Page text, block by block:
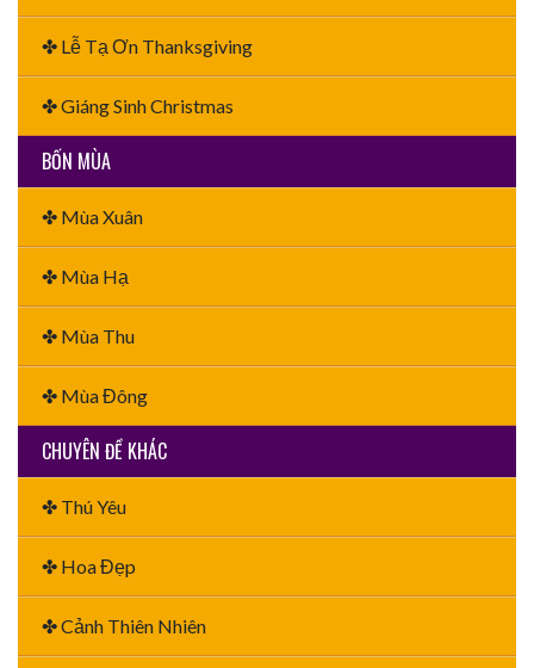
✤ Lễ Tạ Ơn Thanksgiving
✤ Giáng Sinh Christmas
BỐN MÙA
✤ Mùa Xuân
✤ Mùa Hạ
✤ Mùa Thu
✤ Mùa Đông
CHUYÊN ĐỀ KHÁC
✤ Thú Yêu
✤ Hoa Đẹp
✤ Cảnh Thiên Nhiên